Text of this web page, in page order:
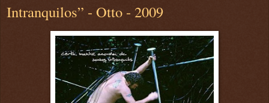
Intranquilos” - Otto - 2009